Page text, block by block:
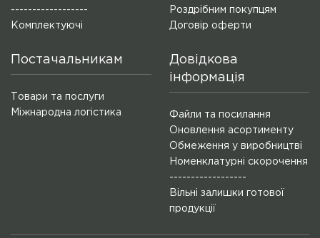
------------------
Комплектуючі
Роздрібним покупцям
Договір оферти
Постачальникам
Товари та послуги
Міжнародна логістика
Довідкова
інформація
Файли та посилання
Оновлення асортименту
Обмеження у виробництві
Номенклатурні скорочення
------------------
Вільні залишки готової
продукції